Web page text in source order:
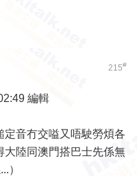
215#
編輯
音冇交嗌又唔駛勞煩各
大陸同澳門搭巴士先係無
）